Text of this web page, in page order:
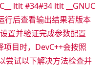
ltlt #34#34 ltlt __GNUC
行后查看输出结果若版本
置并验证完成参数配置
目时，DevC++会按照
尝试以下解决方法检查并